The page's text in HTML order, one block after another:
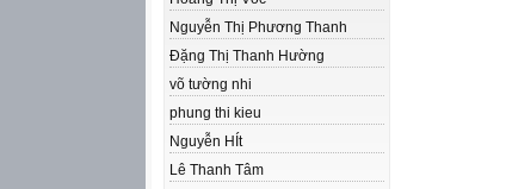
Nguyễn Thị Phương Thanh
Đặng Thị Thanh Hường
võ tường nhi
phung thi kieu
Nguyễn HÍt
Lê Thanh Tâm